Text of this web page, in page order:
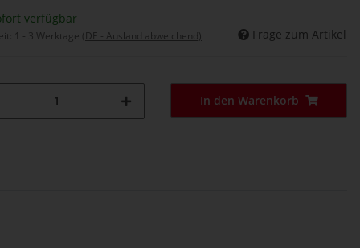
verfügbar
1 - 3 Werktage (DE - Ausland abweichend) Frage zum Artikel
In den Warenkorb